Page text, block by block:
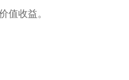
值收益。